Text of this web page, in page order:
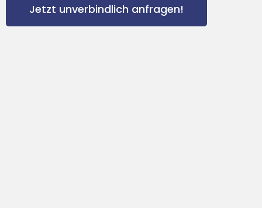
Jetzt unverbindlich anfragen!